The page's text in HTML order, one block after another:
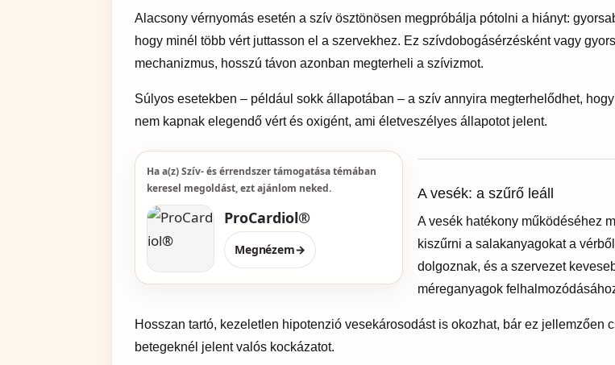
Alacsony vérnyomás esetén a szív ösztönösen megpróbálja pótolni a hiányt:
hogy minél több vért juttasson el a szervekhez. Ez szívdobogásérzésként vagy
mechanizmus, hosszú távon azonban megterheli a szívizmot.
Súlyos esetekben – például sokk állapotában – a szív annyira megterhelődhet,
nem kapnak elegendő vért és oxigént, ami életveszélyes állapotot jelent.
Ha a(z) Szív- és érrendszer támogatása témában
keresel megoldást, ezt ajánlom neked.
ProCardiol®
Megnézem→
A vesék: a szűrő leáll
A vesék hatékony működéséhez
kiszűrni a salakanyagokat a
dolgoznak, és a szervezet
méreganyagok
Hosszan tartó, kezeletlen hipotenzió vesekárosodást is okozhat, bár ez jellemzően
betegeknél jelent valós kockázatot.